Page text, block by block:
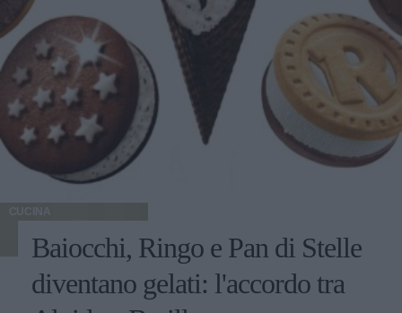
CUCINA
Baiocchi, Ringo e Pan di Stelle
diventano gelati: l'accordo tra